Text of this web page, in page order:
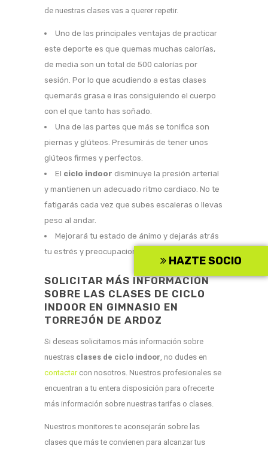
de nuestras clases vas a querer repetir.
Uno de las principales ventajas de practicar
este deporte es que quemas muchas calorías,
de media son un total de 500 calorías por
sesión. Por lo que acudiendo a estas clases
quemarás grasa e iras consiguiendo el cuerpo
con el que tanto has soñado.
Una de las partes que más se tonifica son
piernas y glúteos. Presumirás de tener unos
glúteos firmes y perfectos.
El ciclo indoor disminuye la presión arterial
y mantienen un adecuado ritmo cardiaco. No te
fatigarás cada vez que subes escaleras o llevas
peso al andar.
Mejorará tu estado de ánimo y dejarás atrás
tu estrés y preocupaciones del día a día.
SOLICITAR MÁS INFORMACIÓN
SOBRE LAS CLASES DE CICLO
INDOOR EN GIMNASIO EN
TORREJÓN DE ARDOZ
Si deseas solicitarnos más información sobre
nuestras clases de ciclo indoor , no dudes en
contactarcon nosotros. Nuestros profesionales se
encuentran a tu entera disposición para ofrecerte
más información sobre nuestras tarifas o clases.
Nuestros monitores te aconsejarán sobre las
clases que más te convienen para alcanzar tus
HAZTE SOCIO